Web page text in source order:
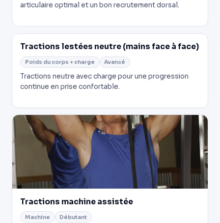
articulaire optimal et un bon recrutement dorsal.
Tractions lestées neutre (mains face à face)
Poids du corps + charge Avancé
Tractions neutre avec charge pour une progression
continue en prise confortable.
Tractions machine assistée
Machine Débutant